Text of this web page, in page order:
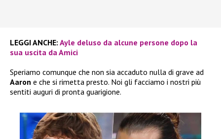
LEGGI ANCHE: Ayle deluso da alcune persone dopo la
sua uscita da Amici
Speriamo comunque che non sia accaduto nulla di grave ad
Aaron e che si rimetta presto. Noi gli facciamo i nostri più
sentiti auguri di pronta guarigione.